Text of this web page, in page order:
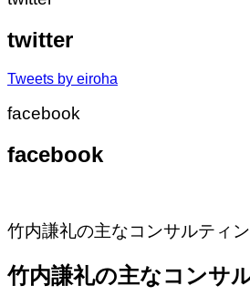
twitter
Tweets by eiroha
facebook
facebook
竹内謙礼の主なコンサルティ
竹内謙礼の主なコンサ